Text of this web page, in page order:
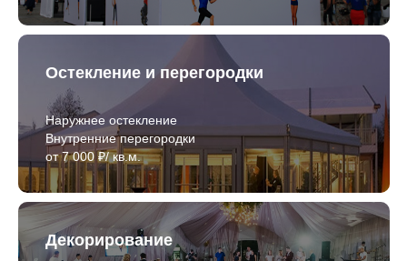
Остекление и перегородки
Наружнее остекление
Внутренние перегородки
от 7 000 ₽/ кв.м.
Декорирование